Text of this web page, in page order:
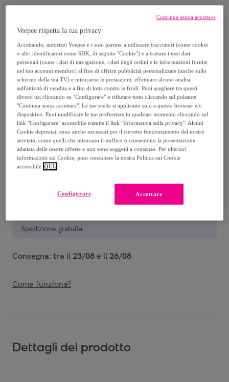
36,90 €
80,00 €
-53%
SABBIA
GRIGIO
CHIARO
OTTANIO
ROSA
ANTICO
BLU
Venduto daDatex-Trade
Spedizione gratuita
Consegna: tra il 23/08 e il 26/08
Come funziona?
Dettagli del prodotto
Veepee rispetta la tua privacy
Accettando, autorizzi Veepee e i suoi partner a utilizzare tracciatori (come cookie
o altri identificatori come SDK, di seguito "Cookie") e a trattare i tuoi dati
personali (come i dati di navigazione, i dati degli ordini e le informazioni fornite
nel tuo account membro) al fine di offrirti pubblicità personalizzate (anche sullo
schermo della tua TV) e misurarne le prestazioni, effettuare alcune analisi
sull'attività di vendita e a fini di lotta contro le frodi. Puoi scegliere tra questi
diversi usi cliccando su "Configurare" o rifiutare tutto cliccando sul pulsante
"Continua senza accettare". Le tue scelte si applicano solo a questo browser e/o
dispositivo. Puoi modificare le tue preferenze in qualsiasi momento cliccando sul
link "Configurare" accessibile tramite il link "Informativa sulla privacy". Alcuni
Cookie depositati sono anche necessari per il corretto funzionamento del nostro
servizio, come quelli che misurano il traffico o consentono la presentazione
adattata delle nostre offerte e non sono soggetti a consenso. Per ulteriori
informazioni sui Cookie, puoi consultare la nostra Politica sui Cookie
accessibile QUI.
Accettare
Configurare
Continua senza accettare